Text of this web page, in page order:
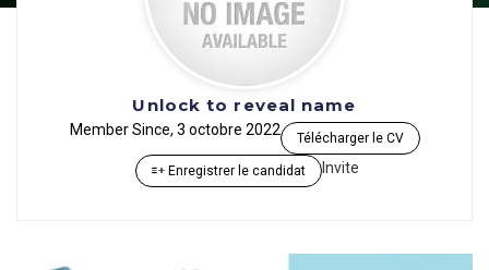
Unlock to reveal name
Member Since, 3 octobre 2022 Télécharger le CV
Enregistrer le candidat Invite